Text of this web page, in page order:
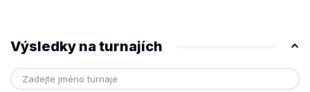
Výsledky na turnajích